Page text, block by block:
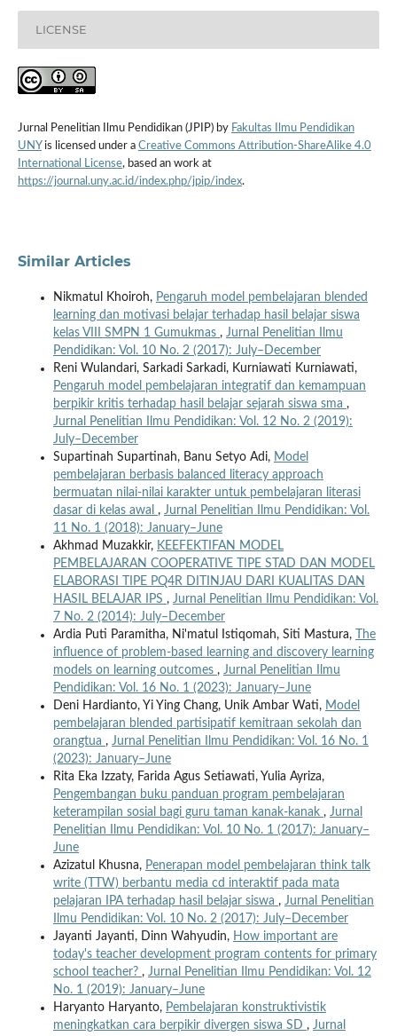
LICENSE
Jurnal Penelitian Ilmu Pendidikan (JPIP) by Fakultas Ilmu Pendidikan
UNYis licensed under a Creative Commons Attribution-ShareAlike 4.0
International License, based an work at
https://journal.uny.ac.id/index.php/jpip/index.
Similar Articles
Nikmatul Khoiroh, Pengaruh model pembelajaran blended
learning dan motivasi belajar terhadap hasil belajar siswa
kelas VIII SMPN 1 Gumukmas , Jurnal Penelitian Ilmu
Pendidikan: Vol. 10 No. 2 (2017): July–December
Reni Wulandari, Sarkadi Sarkadi, Kurniawati Kurniawati,
Pengaruh model pembelajaran integratif dan kemampuan
berpikir kritis terhadap hasil belajar sejarah siswa sma ,
Jurnal Penelitian Ilmu Pendidikan: Vol. 12 No. 2 (2019):
July–December
Supartinah Supartinah, Banu Setyo Adi, Model
pembelajaran berbasis balanced literacy approach
bermuatan nilai-nilai karakter untuk pembelajaran literasi
dasar di kelas awal , Jurnal Penelitian Ilmu Pendidikan: Vol.
11 No. 1 (2018): January–June
Akhmad Muzakkir, KEEFEKTIFAN MODEL
PEMBELAJARAN COOPERATIVE TIPE STAD DAN MODEL
ELABORASI TIPE PQ4R DITINJAU DARI KUALITAS DAN
HASIL BELAJAR IPS , Jurnal Penelitian Ilmu Pendidikan: Vol.
7 No. 2 (2014): July–December
Ardia Puti Paramitha, Ni'matul Istiqomah, Siti Mastura,
The
influence of problem-based learning and discovery learning
models on learning outcomes , Jurnal Penelitian Ilmu
Pendidikan: Vol. 16 No. 1 (2023): January–June
Deni Hardianto, Yi Ying Chang, Unik Ambar Wati, Model
pembelajaran blended partisipatif kemitraan sekolah dan
orangtua , Jurnal Penelitian Ilmu Pendidikan: Vol. 16 No. 1
(2023): January–June
Rita Eka Izzaty, Farida Agus Setiawati, Yulia Ayriza,
Pengembangan buku panduan program pembelajaran
keterampilan sosial bagi guru taman kanak-kanak , Jurnal
Penelitian Ilmu Pendidikan: Vol. 10 No. 1 (2017): January–
June
Azizatul Khusna, Penerapan model pembelajaran think talk
write (TTW) berbantu media cd interaktif pada mata
pelajaran IPA terhadap hasil belajar siswa , Jurnal Penelitian
Ilmu Pendidikan: Vol. 10 No. 2 (2017): July–December
Jayanti Jayanti, Dinn Wahyudin, How important are
today's teacher development program contents for primary
school teacher? , Jurnal Penelitian Ilmu Pendidikan: Vol. 12
No. 1 (2019): January–June
Haryanto Haryanto, Pembelajaran konstruktivistik
meningkatkan cara berpikir divergen siswa SD , Jurnal